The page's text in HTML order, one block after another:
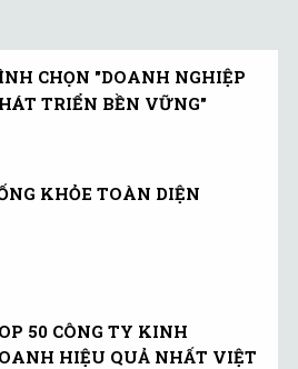
dùng và dòng tiền bỏ
CHỌN "DOANH NGHIỆP
TRIỂN BỀN VỮNG"
KHỎE TOÀN DIỆN
50 CÔNG TY KINH
HIỆU QUẢ NHẤT VIỆT